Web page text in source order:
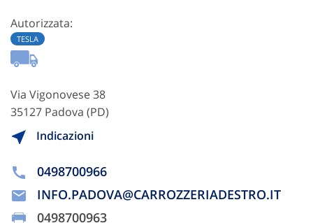
Autorizzata:
TESLA
Via Vigonovese 38
35127 Padova (PD)
Indicazioni
0498700966
INFO.PADOVA@CARROZZERIADESTRO.IT
0498700963